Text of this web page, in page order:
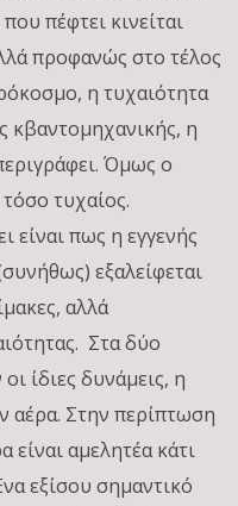
πέφτει κινείται
προφανώς στο τέλος
η τυχαιότητα
κβαντομηχανικής, η
Όμως ο
τυχαίος.
είναι πως η εγγενής
εξαλείφεται
αλλά
Στα δύο
ίδιες δυνάμεις, η
αέρα. Στην περίπτωση
είναι αμελητέα κάτι
εξίσου σημαντικό